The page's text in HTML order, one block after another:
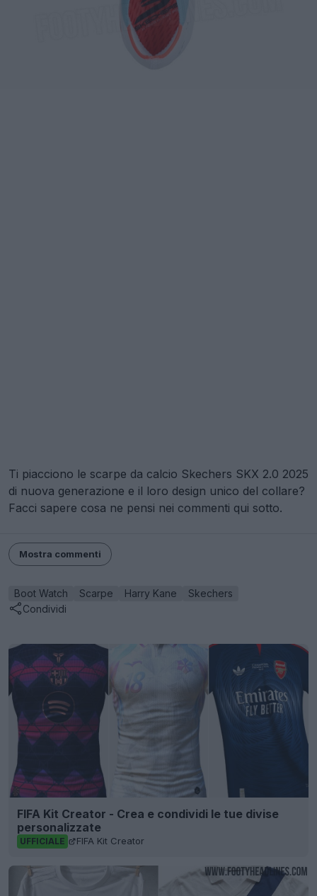
Ti piacciono le scarpe da calcio Skechers SKX 2.0 2025
di nuova generazione e il loro design unico del collare?
Facci sapere cosa ne pensi nei commenti qui sotto.
Mostra commenti
Boot Watch Scarpe Harry Kane
Skechers
Condividi
FIFA Kit Creator - Crea e condividi le tue divise
personalizzate
UFFICIALE FIFA Kit Creator